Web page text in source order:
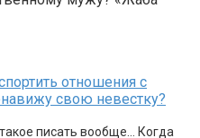
отношения с
свою невестку?
писать вообще… Когда